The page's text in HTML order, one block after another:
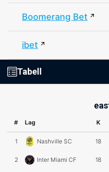
Boomerang Bet
ibet
Tabell
# Lag K
1 Nashville SC 18
2 Inter Miami CF 18